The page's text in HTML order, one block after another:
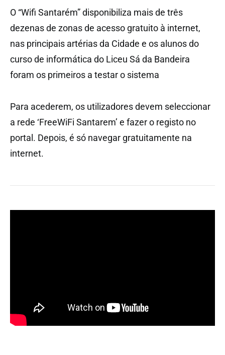
O “Wifi Santarém” disponibiliza mais de três
dezenas de zonas de acesso gratuito à internet,
nas principais artérias da Cidade e os alunos do
curso de informática do Liceu Sá da Bandeira
foram os primeiros a testar o sistema
Para acederem, os utilizadores devem seleccionar
a rede ‘FreeWiFi Santarem’ e fazer o registo no
portal. Depois, é só navegar gratuitamente na
internet.